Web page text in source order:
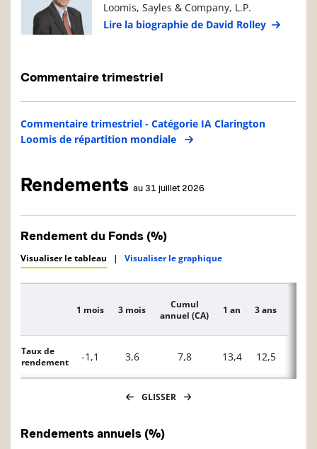
Loomis, Sayles & Company, L.P.
Lire la biographie de David Rolley
Commentaire trimestriel
Commentaire trimestriel - Catégorie IA Clarington
Loomis de répartition mondiale
Rendements au 31 juillet 2026
Rendement du Fonds (%)
Visualiser le tableau | Visualiser le graphique
Description
1 mois 3 mois
Cumul
annuel (CA)
1 an 3 ans
Taux de
rendement
-1,1 3,6 7,8 13,4 12,5
GLISSER
Rendements annuels (%)